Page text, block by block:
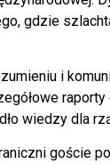
gdzie
i
wiedzy dla
goście